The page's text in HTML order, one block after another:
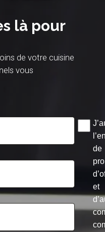
là pour
de votre cuisine
vous
de
et